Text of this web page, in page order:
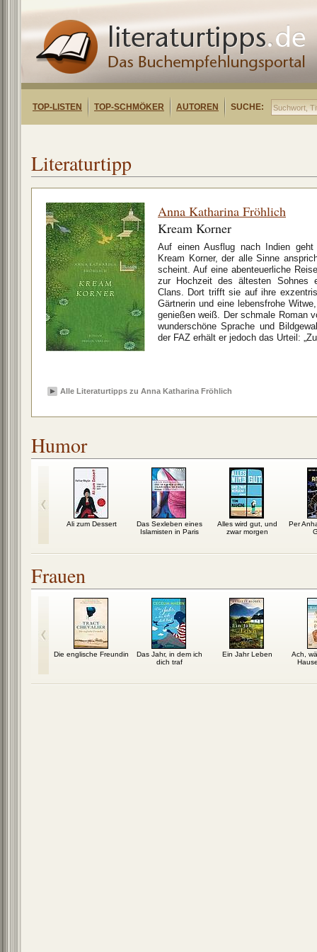
TOP-LISTEN TOP-SCHMÖKER AUTOREN SUCHE:
Literaturtipp
Anna Katharina Fröhlich
Kream Korner
Auf einen Ausflug nach Indien
Kream Korner, der alle Sinne
scheint. Auf eine abenteuerliche
zur Hochzeit des ältesten Sohnes
Clans. Dort trifft sie auf ihre
Gärtnerin und eine lebensfrohe
genießen weiß. Der schmale Roman
wunderschöne Sprache und
der FAZ erhält er jedoch das Urteil:
Alle Literaturtipps zu Anna Katharina Fröhlich
Humor
Ali zum Dessert
Das Sexleben eines
Islamisten in Paris
Alles wird gut, und
zwar morgen
Per
Frauen
Die englische Freundin
Das Jahr, in dem ich
dich traf
Ein Jahr Leben
Ach,